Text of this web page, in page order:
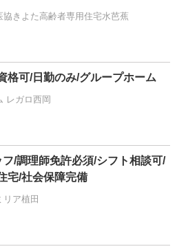
きよた高齢者専用住宅水芭蕉
格可/日勤のみ/グループホーム
レガロ西岡
フ/調理師免許必須/シフト相談可/
宅/社会保障完備
ア植田